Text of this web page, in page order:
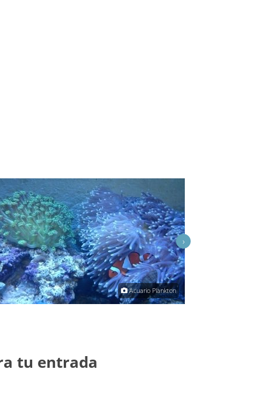
Acuario Plankton
›
tu entrada